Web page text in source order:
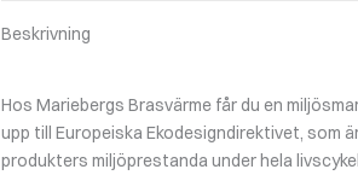
Beskrivning
Hos Mariebergs Brasvärme får du en
upp till Europeiska Ekodesigndirektivet, som
produkters miljöprestanda under hela